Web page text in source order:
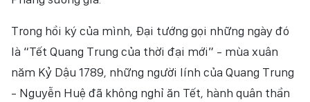
Trong hồi ký của mình, Đại tướng gọi những ngày đó
là “Tết Quang Trung của thời đại mới” - mùa xuân
năm Kỷ Dậu 1789, những người lính của Quang Trung
- Nguyễn Huệ đã không nghỉ ăn Tết, hành quân thần